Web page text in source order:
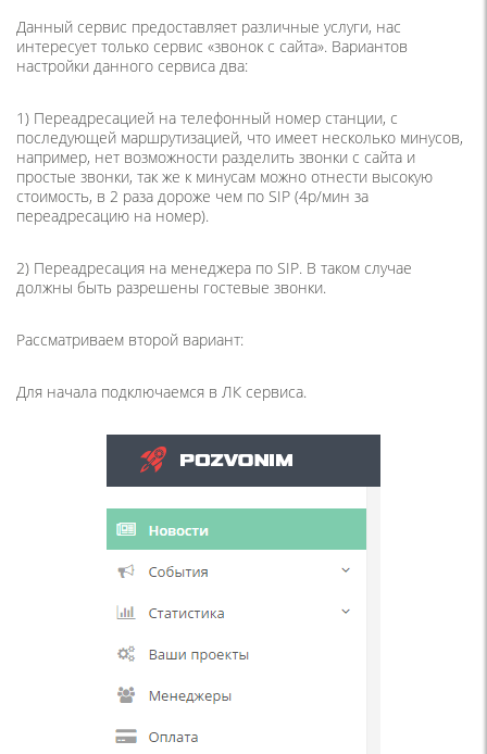
Данный сервис предоставляет различные услуги, нас
интересует только сервис «звонок с сайта». Вариантов
настройки данного сервиса два:
1) Переадресацией на телефонный номер станции, с
последующей маршрутизацией, что имеет несколько минусов,
например, нет возможности разделить звонки с сайта и
простые звонки, так же к минусам можно отнести высокую
стоимость, в 2 раза дороже чем по SIP (4р/мин за
переадресацию на номер).
2) Переадресация на менеджера по SIP. В таком случае
должны быть разрешены гостевые звонки.
Рассматриваем второй вариант:
Для начала подключаемся в ЛК сервиса.